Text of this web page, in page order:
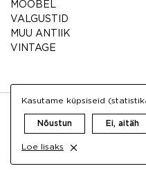
MÖÖBEL
VALGUSTID
MUU ANTIIK
VINTAGE
INFO@AIGRETTE.EE
Kasutame küpsiseid
Nõustun Ei, aitäh
Loe lisaks